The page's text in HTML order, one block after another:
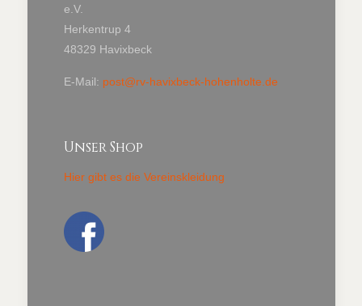
e.V.
Herkentrup 4
48329 Havixbeck
E-Mail: post@rv-havixbeck-hohenholte.de
Unser Shop
Hier gibt es die Vereinskleidung